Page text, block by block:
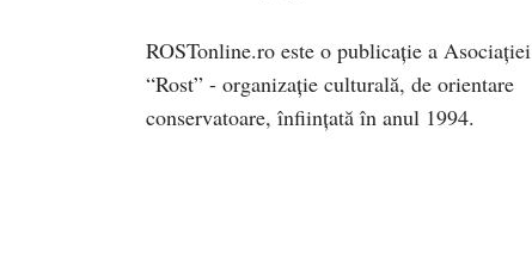
ROSTonline.ro este o publicaţie a Asociaţiei
“Rost” - organizaţie culturală, de orientare
conservatoare, înfiinţată în anul 1994.